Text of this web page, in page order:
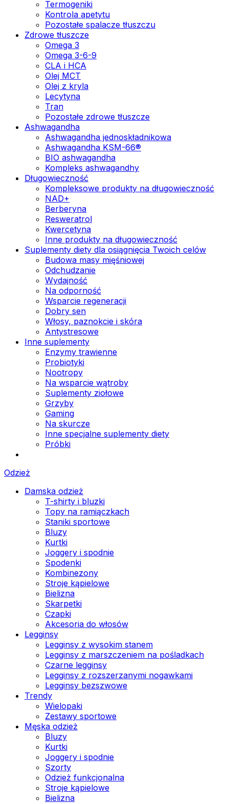
Termogeniki
Kontrola apetytu
Pozostałe spalacze tłuszczu
Zdrowe tłuszcze
Omega 3
Omega 3-6-9
CLA i HCA
Olej MCT
Olej z kryla
Lecytyna
Tran
Pozostałe zdrowe tłuszcze
Ashwagandha
Ashwagandha jednoskładnikowa
Ashwagandha KSM-66®
BIO ashwagandha
Kompleks ashwagandhy
Długowieczność
Kompleksowe produkty na długowieczność
NAD+
Berberyna
Resweratrol
Kwercetyna
Inne produkty na długowieczność
Suplementy diety dla osiągnięcia Twoich celów
Budowa masy mięśniowej
Odchudzanie
Wydajność
Na odporność
Wsparcie regeneracji
Dobry sen
Włosy, paznokcie i skóra
Antystresowe
Inne suplementy
Enzymy trawienne
Probiotyki
Nootropy
Na wsparcie wątroby
Suplementy ziołowe
Grzyby
Gaming
Na skurcze
Inne specjalne suplementy diety
Próbki
Odzież
Damska odzież
T-shirty i bluzki
Topy na ramiączkach
Staniki sportowe
Bluzy
Kurtki
Joggery i spodnie
Spodenki
Kombinezony
Stroje kąpielowe
Bielizna
Skarpetki
Czapki
Akcesoria do włosów
Legginsy
Legginsy z wysokim stanem
Legginsy z marszczeniem na pośladkach
Czarne legginsy
Legginsy z rozszerzanymi nogawkami
Legginsy bezszwowe
Trendy
Wielopaki
Zestawy sportowe
Męska odzież
Bluzy
Kurtki
Joggery i spodnie
Szorty
Odzież funkcjonalna
Stroje kąpielowe
Bielizna